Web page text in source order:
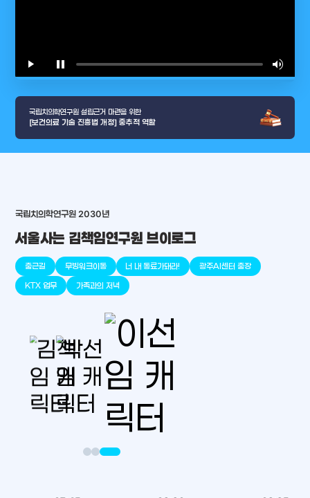
arrow_selector_tool
경기도
충청남도 대전광역시
place
천안
place
세종
place
판교
place
오송
place
대덕
place
원주
play_arrow pause volume_up
국립치의학연구원 설립근거 마련을 위한
[보건의료 기술 진흥법 개정] 중추적 역할
국립치의학연구원 2030년
서울사는 김책임연구원 브이로그
출근길 무빙워크이동 너 내 동료가돼라! 광주AI센터 출장
KTX 업무 가족과의 저녁